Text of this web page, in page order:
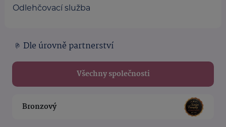
Odlehčovací služba
Dle úrovně partnerství
Všechny společnosti
Bronzový